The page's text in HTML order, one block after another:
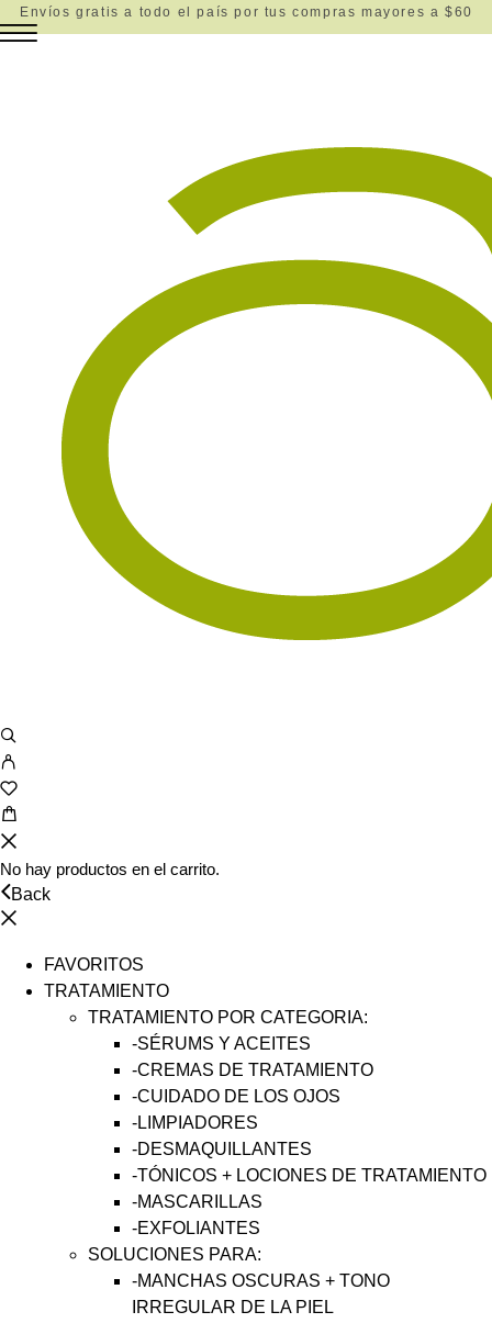
Envíos gratis a todo el país por tus compras mayores a $60
No hay productos en el carrito.
Back
FAVORITOS
TRATAMIENTO
TRATAMIENTO POR CATEGORIA:
-SÉRUMS Y ACEITES
-CREMAS DE TRATAMIENTO
-CUIDADO DE LOS OJOS
-LIMPIADORES
-DESMAQUILLANTES
-TÓNICOS + LOCIONES DE TRATAMIENTO
-MASCARILLAS
-EXFOLIANTES
SOLUCIONES PARA:
-MANCHAS OSCURAS + TONO
IRREGULAR DE LA PIEL